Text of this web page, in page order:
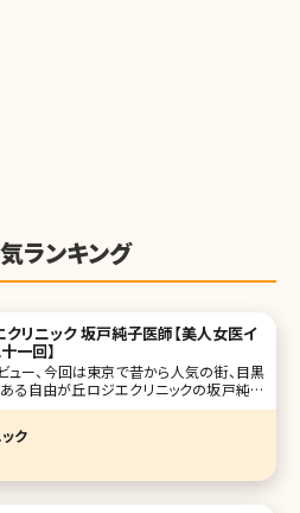
ランキング
リニック 坂戸純子医師【美人女医イ
一回】
ュー、今回は東京で昔から人気の街、目黒
る自由が丘ロジエクリニックの坂戸純子
建築学科に入り、そこから医学部を受け直
経歴。美容医療に対する並々ならぬ熱い思
た。 ご自身の結果がでた美容法を全公開!
ス
ク